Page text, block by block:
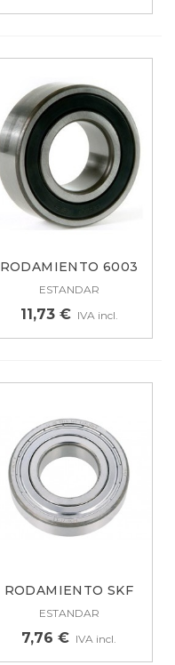
RODAMIENTO 6003
2RS
ESTANDAR
11,73 € IVA incl.
RODAMIENTO SKF
6206ZZ, ORIGINAL....
ESTANDAR
7,76 € IVA incl.